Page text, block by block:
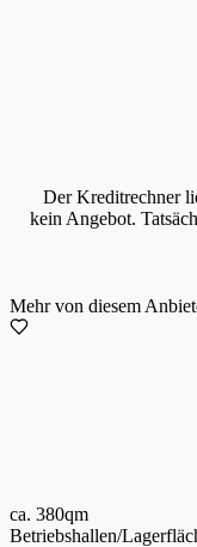
Der Kreditrechner
kein Angebot.
Mehr von diesem
ca. 380qm
Betriebshallen/